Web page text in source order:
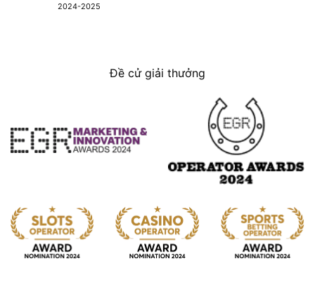
2024-2025
Đề cử giải thưởng